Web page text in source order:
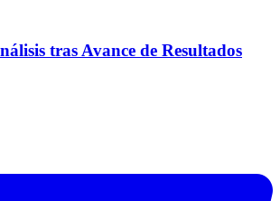
tras Avance de Resultados